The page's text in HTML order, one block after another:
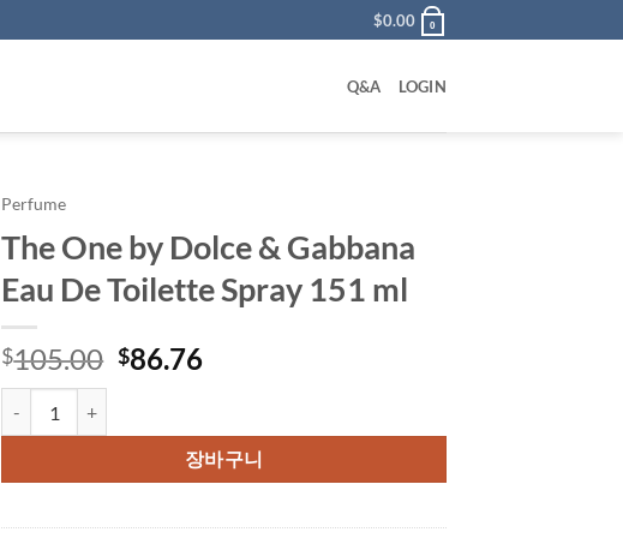
$0.00 0
Q&A LOGIN
Perfume
The One by Dolce & Gabbana
Eau De Toilette Spray 151 ml
$105.00 원
격:
$105.00.
$86.76현
격:
$86.76.
장바구니